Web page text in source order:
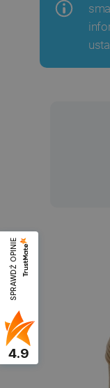
SPRAWDŹ OPINIE
4.9